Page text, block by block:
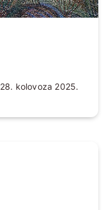
28. kolovoza 2025.